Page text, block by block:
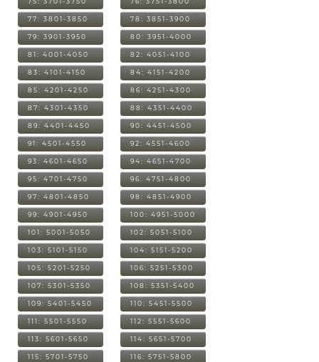
77: 3801-3850 78: 3851-3900
79: 3901-3950 80: 3951-4000
81: 4001-4050 82: 4051-4100
83: 4101-4150 84: 4151-4200
85: 4201-4250 86: 4251-4300
87: 4301-4350 88: 4351-4400
89: 4401-4450 90: 4451-4500
91: 4501-4550 92: 4551-4600
93: 4601-4650 94: 4651-4700
95: 4701-4750 96: 4751-4800
97: 4801-4850 98: 4851-4900
99: 4901-4950 100: 4951-5000
101: 5001-5050 102: 5051-5100
103: 5101-5150 104: 5151-5200
105: 5201-5250 106: 5251-5300
107: 5301-5350 108: 5351-5400
109: 5401-5450 110: 5451-5500
111: 5501-5550 112: 5551-5600
113: 5601-5650 114: 5651-5700
115: 5701-5750 116: 5751-5800